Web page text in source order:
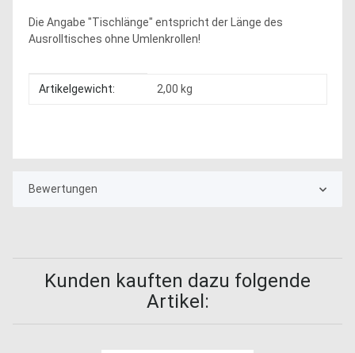
Die Angabe "Tischlänge" entspricht der Länge des
Ausrolltisches ohne Umlenkrollen!
Produkteigenschaft
Wert
Artikelgewicht: 2,00 kg
Bewertungen
Kunden kauften dazu folgende
Artikel: